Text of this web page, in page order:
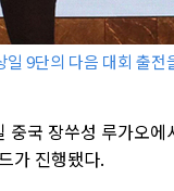
9단의 다음 대회 출전
국 장쑤성 루가오에
가 진행됐다.